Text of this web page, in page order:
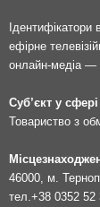
Ідентифікатори
ефірне
онлайн-медіа —
Суб’єкт у
Товариство з
46000, м.
тел. +38 0352 52